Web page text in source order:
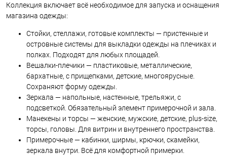
Коллекция включает всё необходимое для запуска и оснащения
магазина одежды:
Стойки, стеллажи, готовые комплекты — пристенные и
островные системы для выкладки одежды на плечиках и
полках. Подходят для любых площадей.
Вешалки-плечики — пластиковые, металлические,
бархатные, с прищепками, детские, многоярусные.
Сохраняют форму одежды.
Зеркала — напольные, настенные, трельяжи, с
подсветкой. Обязательный элемент примерочной и зала.
Манекены и торсы — женские, мужские, детские, plus-size,
торсы, головы. Для витрин и внутреннего пространства.
Примерочные — кабинки, ширмы, крючки, скамейки,
зеркала внутри. Всё для комфортной примерки.